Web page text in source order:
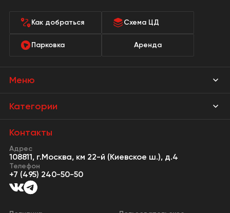
Меню
Магазины
Новости
События
Сервисы
Категории
Мебель Park
Предметы интерьера
Освещение
Кухонная мебель
Контакты
Адрес
108811, г.Москва, км 22-й (Киевское ш.), д.4
Телефон
+7 (495) 240-50-50
Как добраться Схема ЦД
Парковка Аренда